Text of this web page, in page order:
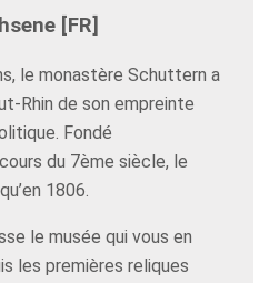
[FR]
le monastère Schuttern a
Rhin de son empreinte
Fondé
du 7ème siècle, le
1806.
le musée qui vous en
les premières reliques